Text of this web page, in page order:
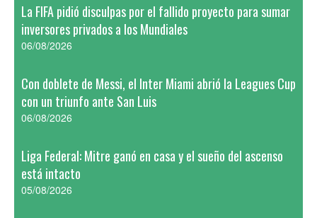
La FIFA pidió disculpas por el fallido proyecto para sumar
inversores privados a los Mundiales
06/08/2026
Con doblete de Messi, el Inter Miami abrió la Leagues Cup
con un triunfo ante San Luis
06/08/2026
Liga Federal: Mitre ganó en casa y el sueño del ascenso
está intacto
05/08/2026